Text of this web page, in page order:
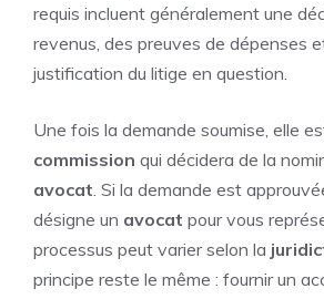
requis incluent généralement une
revenus, des preuves de dépenses
justification du litige en question.
Une fois la demande soumise, elle
commission qui décidera de la
avocat . Si la demande est
désigne un avocat pour vous
processus peut varier selon la
principe reste le même : fournir un